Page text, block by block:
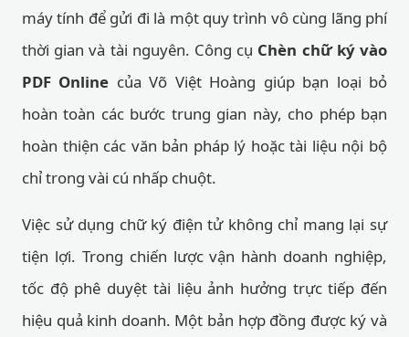
máy tính để gửi đi là một quy trình vô cùng lãng phí
thời gian và tài nguyên. Công cụ Chèn chữ ký vào
PDF Online của Võ Việt Hoàng giúp bạn loại bỏ
hoàn toàn các bước trung gian này, cho phép bạn
hoàn thiện các văn bản pháp lý hoặc tài liệu nội bộ
chỉ trong vài cú nhấp chuột.
Việc sử dụng chữ ký điện tử không chỉ mang lại sự
tiện lợi. Trong chiến lược vận hành doanh nghiệp,
tốc độ phê duyệt tài liệu ảnh hưởng trực tiếp đến
hiệu quả kinh doanh. Một bản hợp đồng được ký và